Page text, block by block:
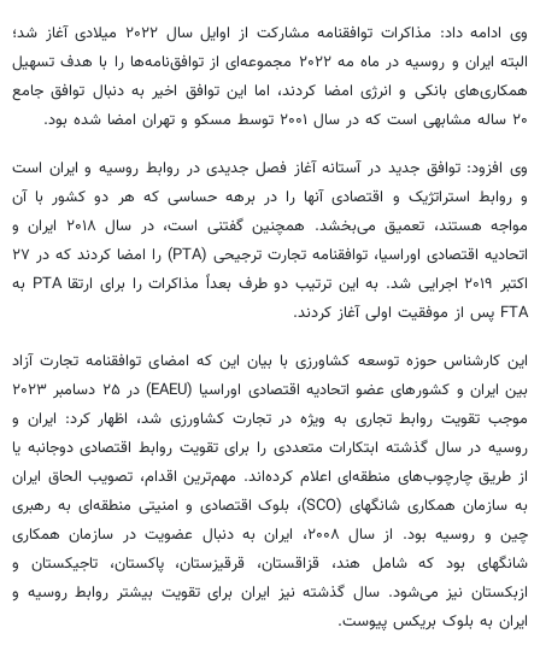
وی ادامه داد: مذاکرات توافقنامه مشارکت از اوایل سال ۲۰۲۲ میلادی آغاز شد؛
البته ایران و روسیه در ماه مه ۲۰۲۲ مجموعه‌ای از توافق‌نامه‌ها را با هدف تسهیل
همکاری‌های بانکی و انرژی امضا کردند، اما این توافق اخیر به دنبال توافق جامع
۲۰ ساله مشابهی است که در سال ۲۰۰۱ توسط مسکو و تهران امضا شده بود.
وی افزود: توافق جدید در آستانه آغاز فصل جدیدی در روابط روسیه و ایران است
و روابط استراتژیک و اقتصادی آنها را در برهه حساسی که هر دو کشور با آن
مواجه هستند، تعمیق می‌بخشد. همچنین گفتنی است، در سال ۲۰۱۸ ایران و
اتحادیه اقتصادی اوراسیا، توافقنامه تجارت ترجیحی (PTA) را امضا کردند که در ۲۷
اکتبر ۲۰۱۹ اجرایی شد. به این ترتیب دو طرف بعداً مذاکرات را برای ارتقا PTA به
FTA پس از موفقیت اولی آغاز کردند.
این کارشناس حوزه توسعه کشاورزی با بیان این که امضای توافقنامه تجارت آزاد
بین ایران و کشورهای عضو اتحادیه اقتصادی اوراسیا (EAEU) در ۲۵ دسامبر ۲۰۲۳
موجب تقویت روابط تجاری به ویژه در تجارت کشاورزی شد، اظهار کرد: ایران و
روسیه در سال گذشته ابتکارات متعددی را برای تقویت روابط اقتصادی دوجانبه یا
از طریق چارچوب‌های منطقه‌ای اعلام کرده‌اند. مهم‌ترین اقدام، تصویب الحاق ایران
به سازمان همکاری شانگهای (SCO)، بلوک اقتصادی و امنیتی منطقه‌ای به رهبری
چین و روسیه بود. از سال ۲۰۰۸، ایران به دنبال عضویت در سازمان همکاری
شانگهای بود که شامل هند، قزاقستان، قرقیزستان، پاکستان، تاجیکستان و
ازبکستان نیز می‌شود. سال گذشته نیز ایران برای تقویت بیشتر روابط روسیه و
ایران به بلوک بریکس پیوست.